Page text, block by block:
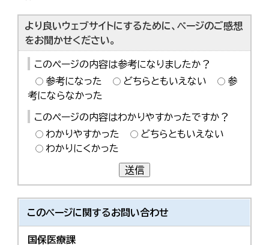
より良いウェブサイトにするために、ページのご感想
をお聞かせください。
このページの内容は参考になりましたか？
参考になった
どちらともいえない
参
考にならなかった
このページの内容はわかりやすかったですか？
わかりやすかった
どちらともいえない
わかりにくかった
送信
このページに関するお問い合わせ
国保医療課